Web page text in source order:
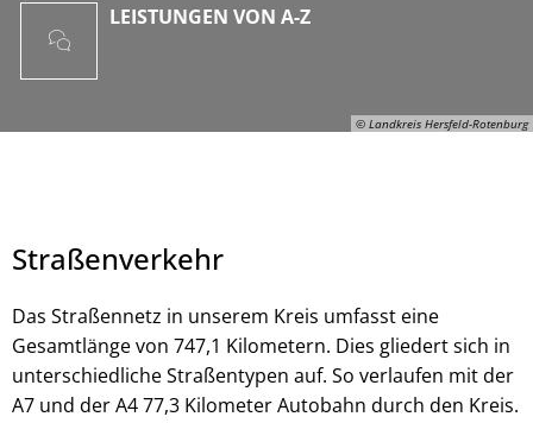
© Landkreis Hersfeld-Rotenburg
© Landkreis Hersfeld-Rotenburg
LEISTUNGEN VON A-Z
Straßenverkehr
Das Straßennetz in unserem Kreis umfasst eine
Gesamtlänge von 747,1 Kilometern. Dies gliedert sich in
unterschiedliche Straßentypen auf. So verlaufen mit der
A7 und der A4 77,3 Kilometer Autobahn durch den Kreis.